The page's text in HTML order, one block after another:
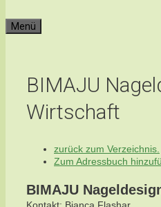
Menü
BIMAJU
Wirtschaft
zurück zum Verzeichnis.
Zum Adressbuch
BIMAJU